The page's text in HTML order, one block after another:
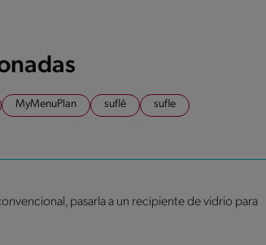
MyMenuPlan suflê
sufle
pasarla a un recipiente de vidrio para